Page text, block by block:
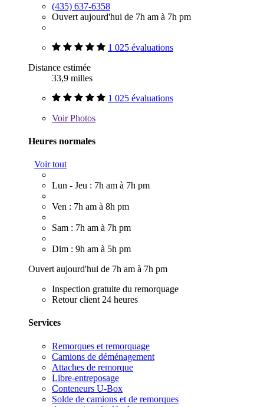
(435) 637-6358
Ouvert aujourd'hui de 7h am à 7h pm
1 025 évaluations
Distance estimée
33,9 milles
1 025 évaluations
VoirPhotos
Heures normales
Voir tout
Lun - Jeu : 7h am à 7h pm
Ven : 7h am à 8h pm
Sam : 7h am à 7h pm
Dim : 9h am à 5h pm
Ouvert aujourd'hui de 7h am à 7h pm
Inspection gratuite du remorquage
Retour client 24 heures
Services
Remorques et remorquage
Camions de déménagement
Attaches de remorque
Libre-entreposage
Conteneurs U-Box
Solde de camions et de remorques